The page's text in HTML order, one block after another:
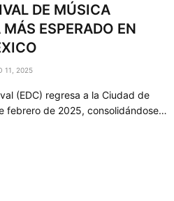
DE MÚSICA
ESPERADO EN
11, 2025
(EDC) regresa a la Ciudad de
febrero de 2025, consolidándose…